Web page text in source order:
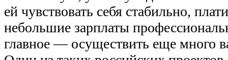
ей чувствовать себя стабильно,
небольшие зарплаты
главное — осуществить еще много